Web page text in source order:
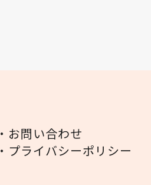
・お問い合わせ
・プライバシーポリシー